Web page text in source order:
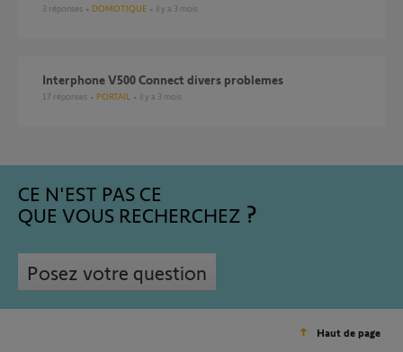
3 réponses DOMOTIQUE il y a 3 mois
Interphone V500 Connect divers problemes
17 réponses PORTAIL il y a 3 mois
CE N'EST PAS CE
QUE VOUS RECHERCHEZ
Posez votre question
Haut de page